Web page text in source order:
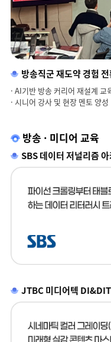
방송직군 재도약 경험
· AI기반 방송 커리어 재설계
· 시니어 강사 및 현장 멘토 양성
방송 · 미디어 교육
SBS 데이터 저널리즘
JTBC 미디어텍